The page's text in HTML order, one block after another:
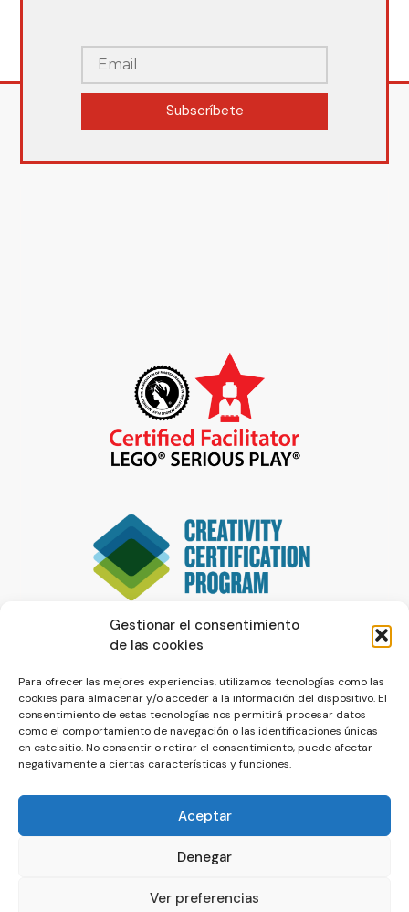
Gestionar el consentimiento
de las cookies
Para ofrecer las mejores experiencias, utilizamos tecnologías como las
cookies para almacenar y/o acceder a la información del dispositivo. El
consentimiento de estas tecnologías nos permitirá procesar datos
como el comportamiento de navegación o las identificaciones únicas
en este sitio. No consentir o retirar el consentimiento, puede afectar
negativamente a ciertas características y funciones.
Aceptar
Denegar
Ver preferencias
Subscríbete
© La Servilleta - El Blog de Paco Prieto